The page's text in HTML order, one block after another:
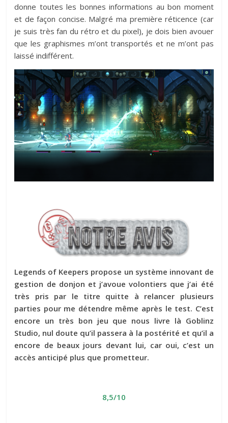
donne toutes les bonnes informations au bon moment
et de façon concise. Malgré ma première réticence (car
je suis très fan du rétro et du pixel), je dois bien avouer
que les graphismes m’ont transportés et ne m’ont pas
laissé indifférent.
Legends of Keepers propose un système innovant de
gestion de donjon et j’avoue volontiers que j’ai été
très pris par le titre quitte à relancer plusieurs
parties pour me détendre même après le test. C’est
encore un très bon jeu que nous livre là Goblinz
Studio, nul doute qu’il passera à la postérité et qu’il a
encore de beaux jours devant lui, car oui, c’est un
accès anticipé plus que prometteur.
8,5/10